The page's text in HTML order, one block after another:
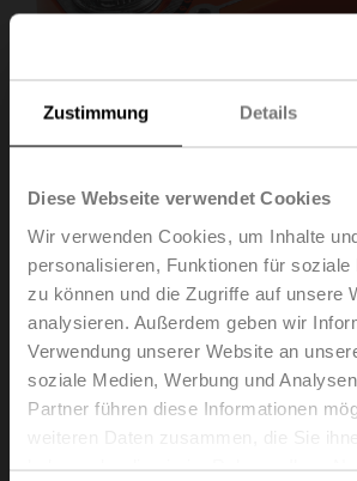
Zustimmung Details
Diese Webseite verwendet Cookies
Wir verwenden Cookies, um Inhalte
personalisieren, Funktionen für soziale
zu können und die Zugriffe auf unsere
analysieren. Außerdem geben wir
Verwendung unserer Website an
soziale Medien, Werbung und
Partner führen diese Informationen
SF24A-S2
Drehantrieb mit Notstellfunktion, 20
Auf/Zu, 75 s, 2x SPDT, IP54
Listenpreis